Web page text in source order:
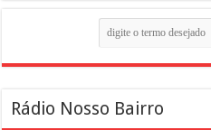
Rádio Nosso Bairro